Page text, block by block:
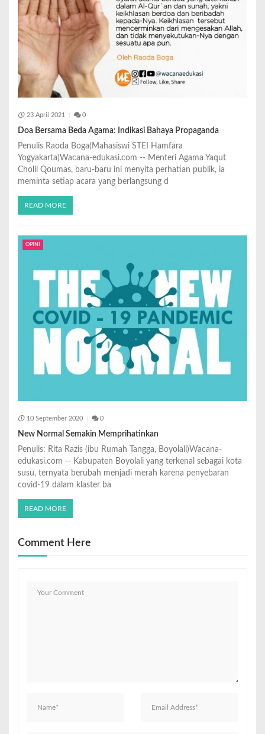
23 April 2021 0
Doa Bersama Beda Agama: Indikasi Bahaya Propaganda
Penulis Raoda Boga(Mahasiswi STEI Hamfara
Yogyakarta)Wacana-edukasi.com -- Menteri Agama Yaqut
Cholil Qoumas, baru-baru ini menyita perhatian publik, ia
meminta setiap acara yang berlangsung d
READ MORE
OPINI
10 September 2020 0
New Normal Semakin Memprihatinkan
Penulis: Rita Razis (ibu Rumah Tangga, Boyolali)Wacana-
edukasi.com -- Kabupaten Boyolali yang terkenal sebagai kota
susu, ternyata berubah menjadi merah karena penyebaran
covid-19 dalam klaster ba
READ MORE
Comment Here